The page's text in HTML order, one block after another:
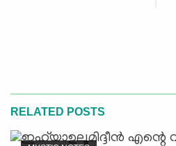
RELATED POSTS